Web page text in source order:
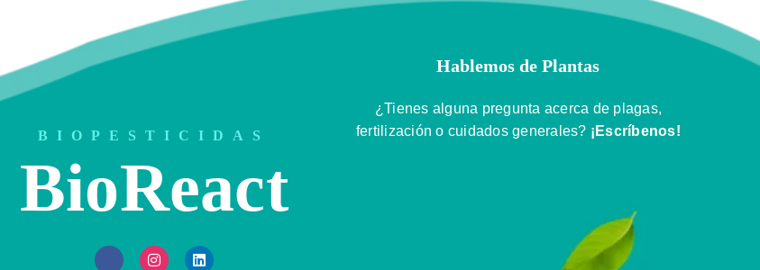
BIOPESTICIDAS
BioReact
Hablemos de Plantas
¿Tienes alguna pregunta acerca de plagas,
fertilización o cuidados generales? ¡Escríbenos!